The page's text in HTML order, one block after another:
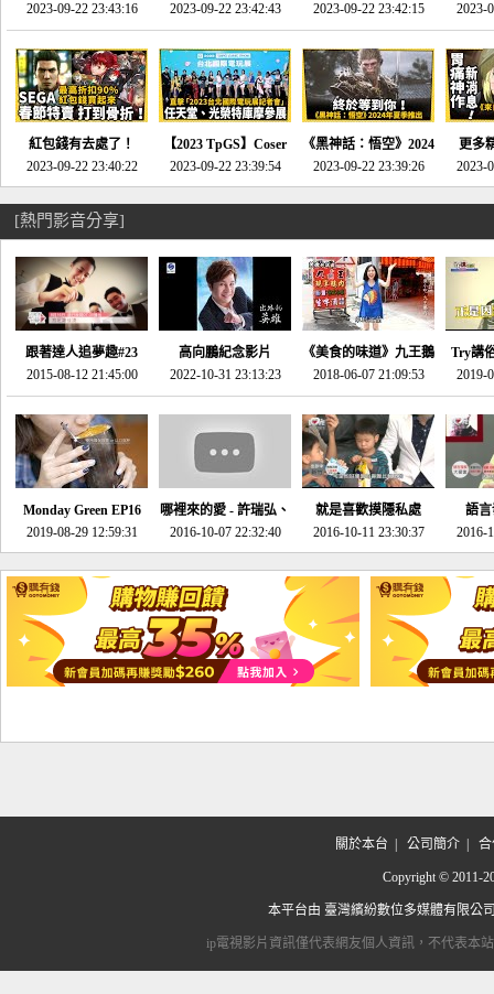
推的JRPG神作《神之
天平》介紹！-電玩宅
速配20230126
2023-09-22 23:43:16
命異次元 重製版》重
回「石村號」的恐懼體
驗-電玩宅速配
20230125
2023-09-22 23:42:43
場》將推出「重製
版」!!!今年就能玩到!!-
電玩宅速配20230124
2023-09-22 23:42:15
SE社
動作角
電玩宅
2023-
紅包錢有去處了！
SEGA春節特賣 超過85
款遊戲打到骨折-電玩
宅速配20230119
2023-09-22 23:40:22
【2023 TpGS】Coser
和Show Girl搶先看！
直擊展前記者會-電玩
2023-09-22 23:39:54
《黑神話：悟空》2024
年夏季推出！確定不會
延期齁？-電玩宅速配
2023-09-22 23:39:26
更多
《來
金鄉
2023-
[熱門影音分享]
跟著達人追夢趣#23
promo-我想開間咖啡
館(謝佳凌)
2015-08-12 21:45:00
高向鵬紀念影片
2022-10-31 23:13:23
《美食的味道》九王鵝
肉
2018-06-07 21:09:53
Try講
2019-
Monday Green EP16
超意外~環保原來可以
邊玩邊做！
2019-08-29 12:59:31
哪裡來的愛 - 許瑞弘、
李其芬
2016-10-07 22:32:40
就是喜歡摸隱私處
2016-10-11 23:30:37
語
2016-
關於本台 公司簡介| 合
Copyright © 2011-
本平台由 臺灣繽紛數位多媒體有限公
ip電視影片資訊僅代表網友個人資訊，不代表本